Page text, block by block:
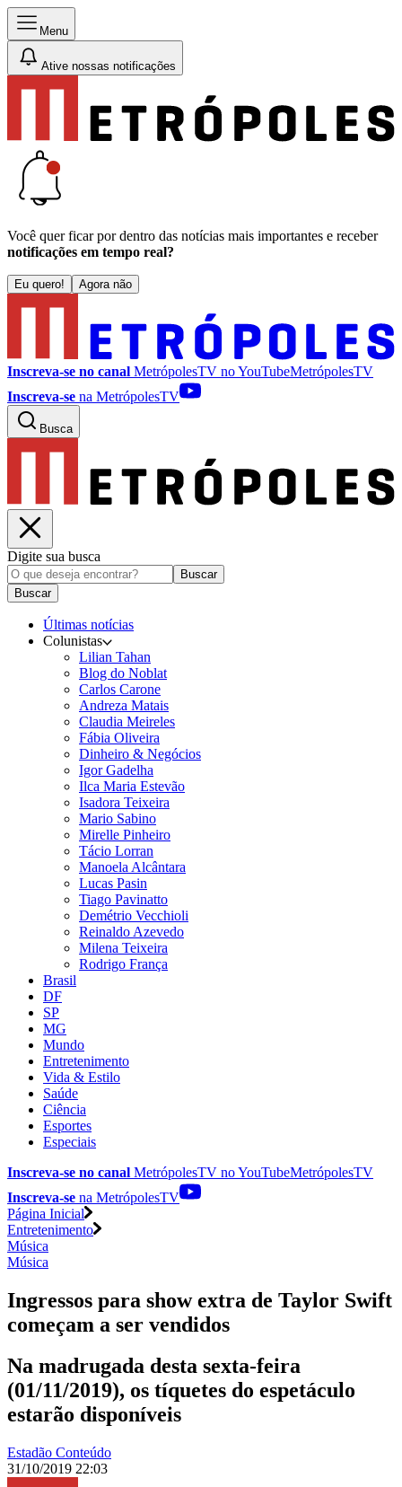
Menu
Ative nossas notificações
Você quer ficar por dentro das notícias mais importantes e receber
notificações em tempo real?
Eu quero! Agora não
Inscreva-se no canal MetrópolesTV noYouTubeMetrópolesTV
Inscreva-se na MetrópolesTV
Busca
Digite sua busca
Buscar
Buscar
Últimas notícias
Colunistas
Lilian Tahan
Blog do Noblat
Carlos Carone
Andreza Matais
Claudia Meireles
Fábia Oliveira
Dinheiro & Negócios
Igor Gadelha
Ilca Maria Estevão
Isadora Teixeira
Mario Sabino
Mirelle Pinheiro
Tácio Lorran
Manoela Alcântara
Lucas Pasin
Tiago Pavinatto
Demétrio Vecchioli
Reinaldo Azevedo
Milena Teixeira
Rodrigo França
Brasil
DF
SP
MG
Mundo
Entretenimento
Vida & Estilo
Saúde
Ciência
Esportes
Especiais
Inscreva-se no canal MetrópolesTV noYouTubeMetrópolesTV
Inscreva-se na MetrópolesTV
Página Inicial
Entretenimento
Música
Música
Ingressos para show extra de Taylor Swift
começam a ser vendidos
Na madrugada desta sexta-feira
(01/11/2019), os tíquetes do espetáculo
estarão disponíveis
Estadão Conteúdo
31/10/2019 22:03